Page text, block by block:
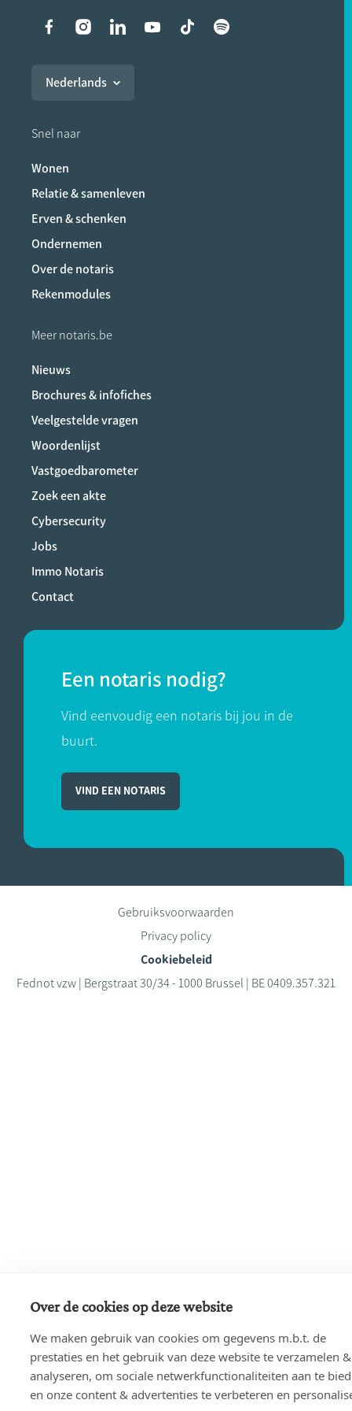
Liens vers les réseaux
Nederlands
Snel naar
Wonen
Relatie & samenleven
Erven & schenken
Ondernemen
Over de notaris
Rekenmodules
Meer notaris.be
Nieuws
Brochures & infofiches
Veelgestelde vragen
Woordenlijst
Vastgoedbarometer
Zoek een akte
Cybersecurity
Jobs
Immo Notaris
Contact
Een notaris nodig?
Vind eenvoudig een notaris bij jou in de
buurt.
VIND EEN NOTARIS
Gebruiksvoorwaarden
Privacy policy
Cookiebeleid
Fednot vzw | Bergstraat 30/34 - 1000 Brussel | BE 0409.357.321
Over de cookies op deze website
We maken gebruik van cookies om gegevens m.b.t. de
prestaties en het gebruik van deze website te verzamelen &
analyseren, om sociale netwerkfunctionaliteiten aan te
en onze content & advertenties te verbeteren en